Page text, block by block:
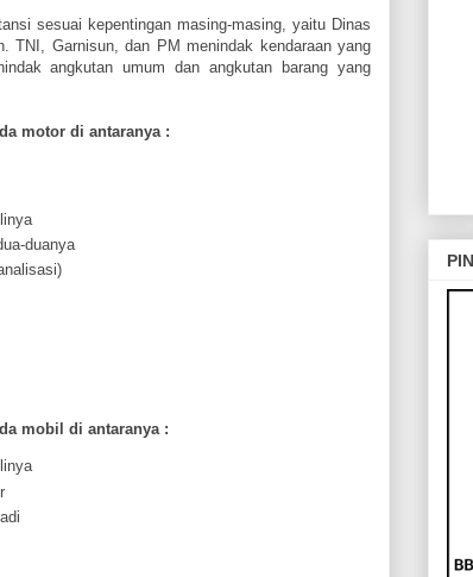
sesuai kepentingan masing-masing, yaitu Dinas
TNI, Garnisun, dan PM menindak kendaraan yang
angkutan umum dan angkutan barang yang
motor di antaranya :
duanya
mobil di antaranya :